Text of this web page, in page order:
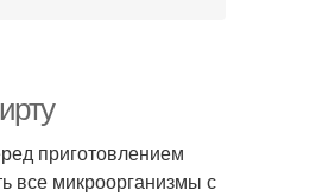
приготовлением
все микроорганизмы с